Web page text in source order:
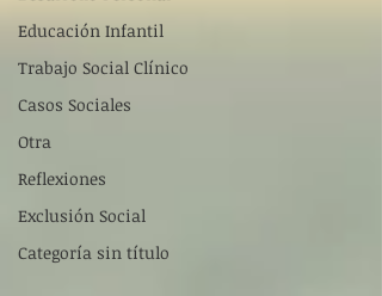
Educación Infantil
Trabajo Social Clínico
Casos Sociales
Otra
Reflexiones
Exclusión Social
Categoría sin título